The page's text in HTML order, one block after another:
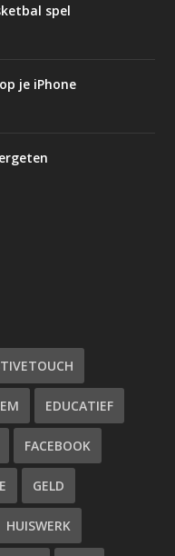
spel
je iPhone
EDUCATIEF
FACEBOOK
GELD
HUISWERK